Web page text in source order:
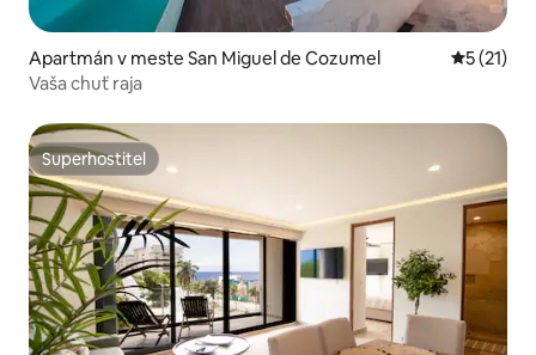
Apartmán v meste San Miguel de Cozumel
5 (21)
Vaša chuť raja
Superhostiteľ
Superhostiteľ